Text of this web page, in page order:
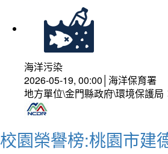
海洋污染
2026-05-19, 00:00│海洋保育署
地方單位\金門縣政府\環境保護
校園榮譽榜:桃園市建